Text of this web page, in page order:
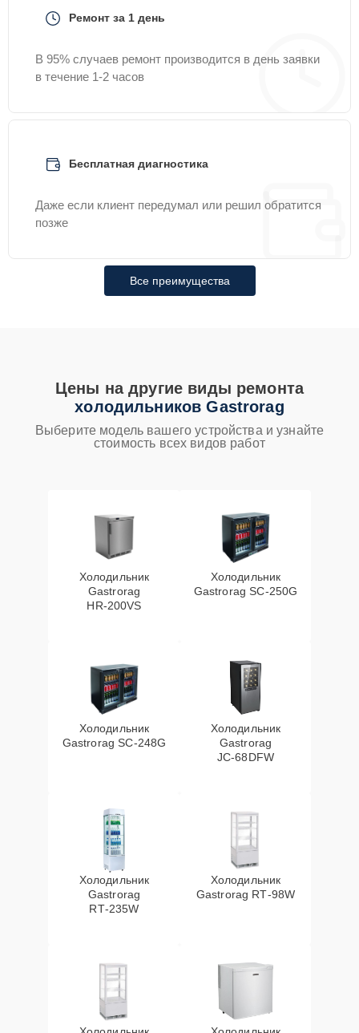
Ремонт за 1 день
В 95% случаев ремонт производится в день заявки
в течение 1-2 часов
Бесплатная диагностика
Даже если клиент передумал или решил обратится
позже
Все преимущества
Цены на другие виды ремонта
холодильников Gastrorag
Выберите модель вашего устройства и узнайте
стоимость всех видов работ
Холодильник
Gastrorag
HR‑200VS
Холодильник
Gastrorag SC‑250G
Холодильник
Gastrorag SC‑248G
Холодильник
Gastrorag
JC‑68DFW
Холодильник
Gastrorag
RT‑235W
Холодильник
Gastrorag RT‑98W